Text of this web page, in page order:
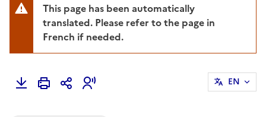
This page has been automatically
translated. Please refer to the page in
French if needed.
EN